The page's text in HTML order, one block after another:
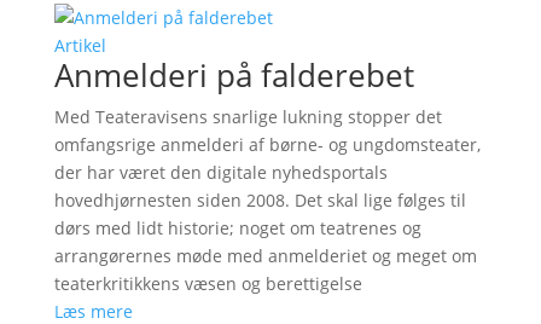
Artikel
Anmelderi på falderebet
Med Teateravisens snarlige lukning stopper det
omfangsrige anmelderi af børne- og ungdomsteater,
der har været den digitale nyhedsportals
hovedhjørnesten siden 2008. Det skal lige følges til
dørs med lidt historie; noget om teatrenes og
arrangørernes møde med anmelderiet og meget om
teaterkritikkens væsen og berettigelse
Læs mere